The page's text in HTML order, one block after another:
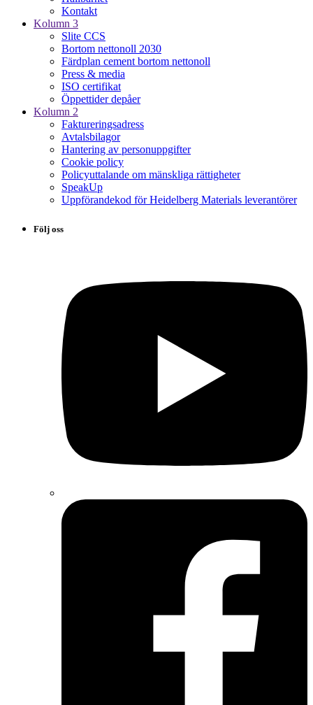
Kontakt
Kolumn 3
Slite CCS
Bortom nettonoll 2030
Färdplan cement bortom nettonoll
Press & media
ISO certifikat
Öppettider depåer
Kolumn 2
Faktureringsadress
Avtalsbilagor
Hantering av personuppgifter
Cookie policy
Policyuttalande om mänskliga rättigheter
SpeakUp
Uppförandekod för Heidelberg Materials leverantörer
Följ oss